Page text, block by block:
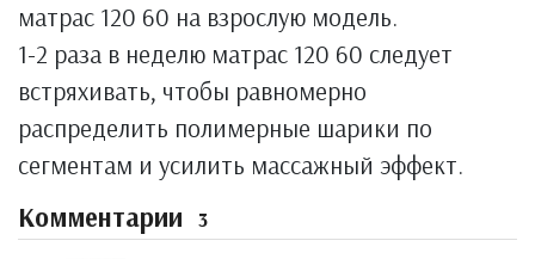
матрас 120 60 на взрослую модель.
1-2 раза в неделю матрас 120 60 следует
встряхивать, чтобы равномерно
распределить полимерные шарики по
сегментам и усилить массажный эффект.
Комментарии 3